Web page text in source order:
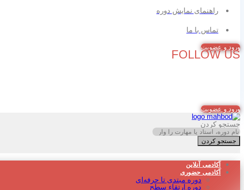
راهنمای نمایش دوره
تماس با ما
ورود و عضویت
FOLLOW US
ورود و عضویت
جستجو کردن
جستجو کردن
آکادمی آنلاین
آکادمی حضوری
دوره مبتدی تا حرفه‌ای
دوره‌ ارتقاء سطح